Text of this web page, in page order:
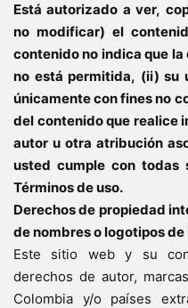
Está autorizado a ver,
no modificar) el
contenido no indica que
no está permitida, (ii) su
únicamente con fines no
del contenido que realice
autor u otra atribución
usted cumple con todas
Términos de uso.
Derechos de propiedad
de nombres o logotipos
Este sitio web y su
derechos de autor,
Colombia y/o países